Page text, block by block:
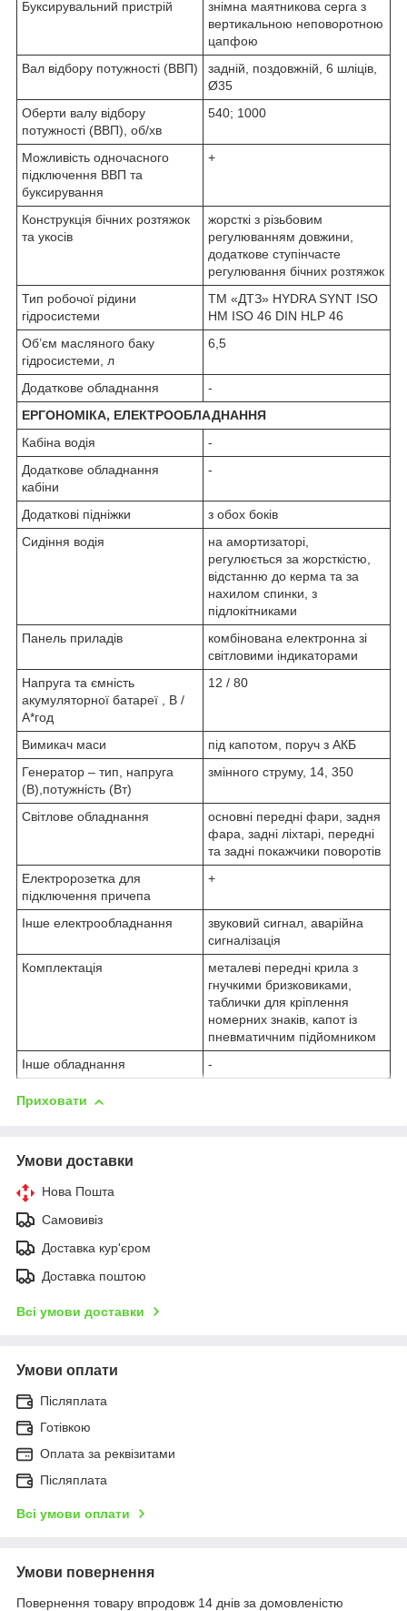
Буксирувальний пристрій
знімна маятникова серга з
вертикальною неповоротною
цапфою
Вал відбору потужності (ВВП)
задній, поздовжній, 6 шліців,
Ø35
Оберти валу відбору
потужності (ВВП), об/хв
540; 1000
Можливість одночасного
підключення ВВП та
буксирування
+
Конструкція бічних розтяжок
та укосів
жорсткі з різьбовим
регулюванням довжини,
додаткове ступінчасте
регулювання бічних розтяжок
Тип робочої рідини
гідросистеми
ТМ «ДТЗ» HYDRA SYNT ISO
НМ ISO 46 DIN HLP 46
Об’єм масляного баку
гідросистеми, л
6,5
Додаткове обладнання
-
ЕРГОНОМІКА, ЕЛЕКТРООБЛАДНАННЯ
Кабіна водія
-
Додаткове обладнання
кабіни
-
Додаткові підніжки
з обох боків
Сидіння водія
на амортизаторі,
регулюється за жорсткістю,
відстанню до керма та за
нахилом спинки, з
підлокітниками
Панель приладів
комбінована електронна зі
світловими індикаторами
Напруга та ємність
акумуляторної батареї , В /
А*год
12 / 80
Вимикач маси
під капотом, поруч з АКБ
Генератор – тип, напруга
(В),потужність (Вт)
змінного струму, 14, 350
Світлове обладнання
основні передні фари, задня
фара, задні ліхтарі, передні
та задні покажчики поворотів
Електророзетка для
підключення причепа
+
Інше електрообладнання
звуковий сигнал, аварійна
сигналізація
Комплектація
металеві передні крила з
гнучкими бризковиками,
таблички для кріплення
номерних знаків, капот із
пневматичним підйомником
Інше обладнання
-
Приховати
Умови доставки
Нова Пошта
Самовивіз
Доставка кур'єром
Доставка поштою
Всі умови доставки
Умови оплати
Післяплата
Готівкою
Оплата за реквізитами
Післяплата
Всі умови оплати
Умови повернення
Повернення товару впродовж 14 днів за домовленістю